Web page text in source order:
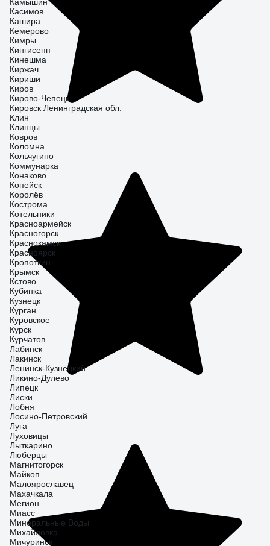
Касимов
Кашира
Кемерово
Кимры
Кингисепп
Кинешма
Киржач
Кириши
Киров
Кирово-Чепецк
Кировск Ленинградская обл.
Клин
Клинцы
Ковров
Коломна
Кольчугино
Коммунарка
Конаково
Копейск
Королёв
Кострома
Котельники
Красноармейск
Красногорск
Краснокамск
Красноярск
Кропоткин
Крымск
Кстово
Кубинка
Кузнецк
Курган
Куровское
Курск
Курчатов
Лабинск
Лакинск
Ленинск-Кузнецкий
Ликино-Дулево
Липецк
Лиски
Лобня
Лосино-Петровский
Луга
Луховицы
Лыткарино
Люберцы
Магнитогорск
Майкоп
Малоярославец
Махачкала
Мегион
Миасс
Минеральные Воды
Михайловка
Мичуринск